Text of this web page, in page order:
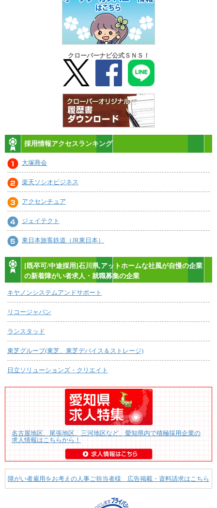
クローバーナビ公式ＳＮＳ！
採用情報アクセスランキング
大塚商会
楽天ソシオビジネス
アクセンチュア
ジェイテクト
東日本旅客鉄道（JR東日本）
[既卒可/中途採用]石川県,アットホームな社風が自慢の企業
の新着障がい者求人・就職募集の企業
キヤノンシステムアンドサポート
リコージャパン
ランスタッド
東芝グループ(東芝、東芝デバイス＆ストレージ)
日立ソリューションズ・クリエイト
名古屋地区、尾張地区、三河地区など、愛知県内で積極採用企業の
求人情報はこちらから！
障がい者雇用をお考えの人事ご担当者様 広告掲載・資料請求はこちら